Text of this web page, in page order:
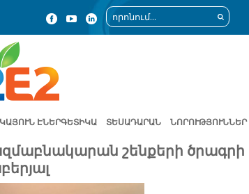
ԿԱՅՈՒՆ ԷՆԵՐԳԵՏԻԿԱ ՏԵՍԱԴԱՐԱՆ ՆՈՐՈՒԹՅՈՒՆՆԵՐ
շենքերի ծրագրի